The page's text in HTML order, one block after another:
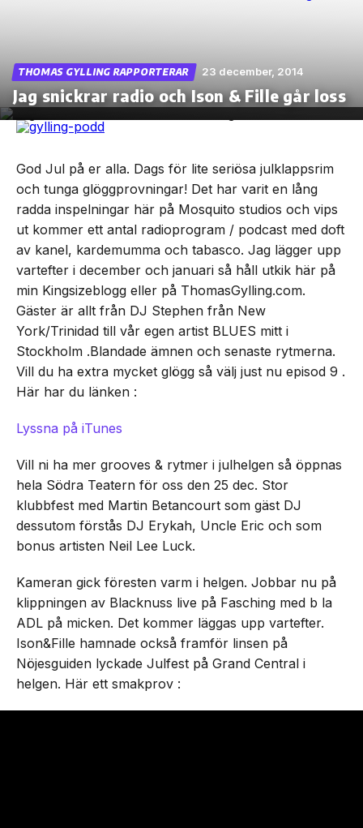
Skip
the
content
THOMAS GYLLING RAPPORTERAR 23 december, 2014
Jag snickrar radio och Ison & Fille går loss
God Jul på er alla. Dags för lite seriösa julklappsrim
och tunga glöggprovningar! Det har varit en lång
radda inspelningar här på Mosquito studios och vips
ut kommer ett antal radioprogram / podcast med doft
av kanel, kardemumma och tabasco. Jag lägger upp
vartefter i december och januari så håll utkik här på
min Kingsizeblogg eller på ThomasGylling.com.
Gäster är allt från DJ Stephen från New
York/Trinidad till vår egen artist BLUES mitt i
Stockholm .Blandade ämnen och senaste rytmerna.
Vill du ha extra mycket glögg så välj just nu episod 9 .
Här har du länken :
Lyssna på iTunes
Vill ni ha mer grooves & rytmer i julhelgen så öppnas
hela Södra Teatern för oss den 25 dec. Stor
klubbfest med Martin Betancourt som gäst DJ
dessutom förstås DJ Erykah, Uncle Eric och som
bonus artisten Neil Lee Luck.
Kameran gick föresten varm i helgen. Jobbar nu på
klippningen av Blacknuss live på Fasching med b la
ADL på micken. Det kommer läggas upp vartefter.
Ison&Fille hamnade också framför linsen på
Nöjesguiden lyckade Julfest på Grand Central i
helgen. Här ett smakprov :